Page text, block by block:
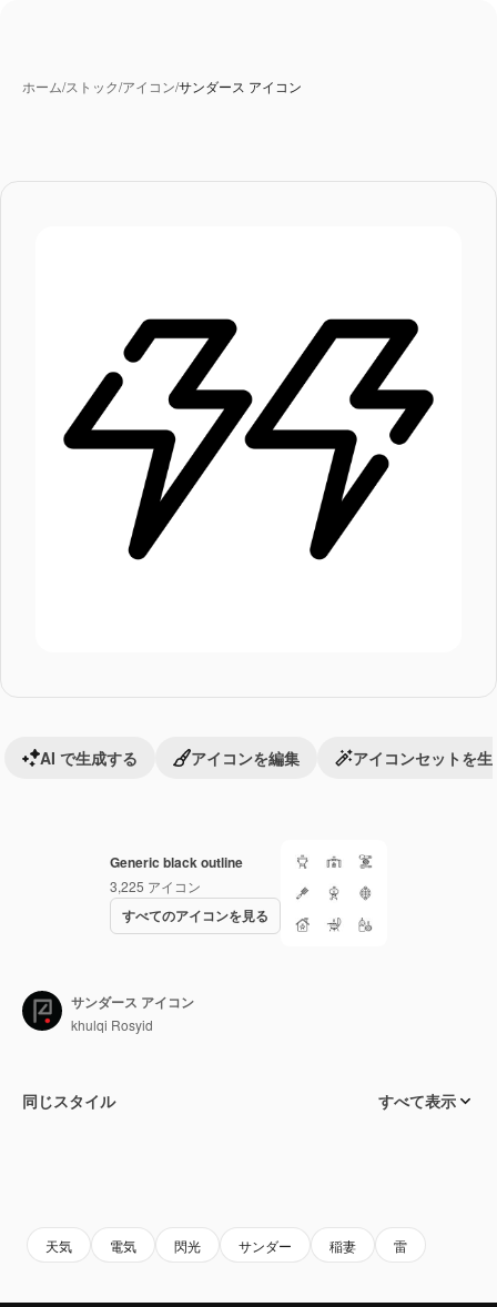
ホーム/ストック/アイコン/サンダース アイコン
Generic black outline
3,225 アイコン
すべてのアイコンを見る
AI で生成する アイコンを編集 アイコンセットを生
サンダース アイコン
khulqi Rosyid
同じスタイル すべて表示
天気 電気 閃光 サンダー 稲妻 雷